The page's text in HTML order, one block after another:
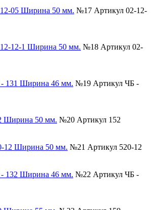
№17 Артикул 02-12-
№18 Артикул 02-
№19 Артикул ЧБ -
№20 Артикул 152
№21 Артикул 520-12
№22 Артикул ЧБ -